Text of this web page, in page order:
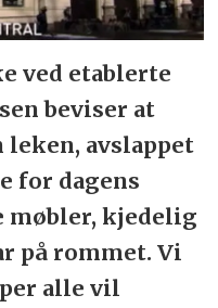
ved etablerte
beviser at
avslappet
for dagens
møbler, kjedelig
på rommet. Vi
alle vil